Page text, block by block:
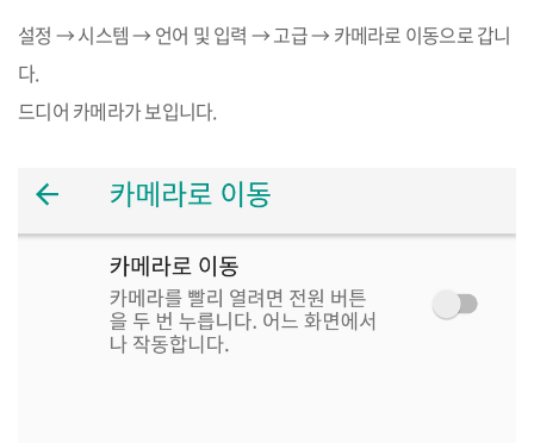
설정 →시스템→ 언어 및 입력 →고급→ 카메라로 이동으로 갑니
다.
드디어 카메라가 보입니다.